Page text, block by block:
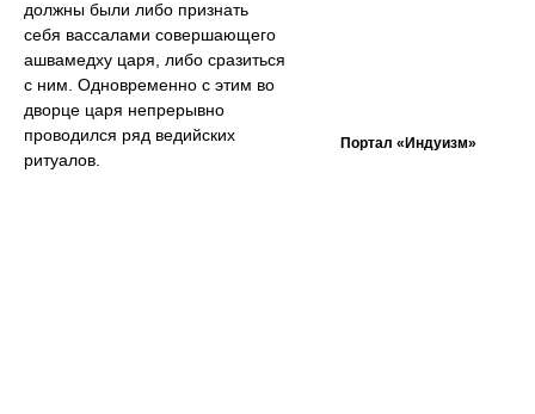
Портал «Индуизм»
должны были либо признать
себя вассалами совершающего
ашвамедху царя, либо сразиться
с ним. Одновременно с этим во
дворце царя непрерывно
проводился ряд ведийских
ритуалов.